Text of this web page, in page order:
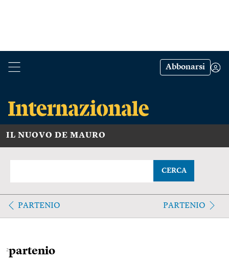
Abbonarsi
IL NUOVO DE MAURO
CERCA
PARTENIO PARTENIO
2partenio